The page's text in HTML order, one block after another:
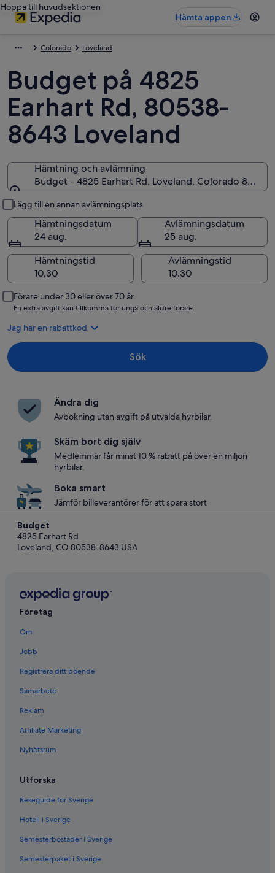
Hoppa till huvudsektionen
Hämta appen
Colorado Loveland
Budget på 4825
Earhart Rd, 80538-
8643 Loveland
Hämtning och avlämning
Budget - 4825 Earhart Rd, Loveland, Colorado
Lägg till en annan avlämningsplats
Hämtningsdatum
24 aug.
Avlämningsdatum
25 aug.
Hämtningstid
Avlämningstid
Förare under 30 eller över 70 år
En extra avgift kan tillkomma för unga och äldre förare.
Jag har en rabattkod
Sök
Ändra dig
Avbokning utan avgift på utvalda hyrbilar.
Skäm bort dig själv
Medlemmar får minst 10 % rabatt på över en miljon
hyrbilar.
Boka smart
Jämför billeverantörer för att spara stort
Budget
4825 Earhart Rd
Loveland, CO 80538-8643 USA
Företag
Om
Jobb
Registrera ditt boende
Samarbete
Reklam
Affiliate Marketing
Nyhetsrum
Utforska
Reseguide för Sverige
Hotell i Sverige
Semesterbostäder i Sverige
Semesterpaket i Sverige